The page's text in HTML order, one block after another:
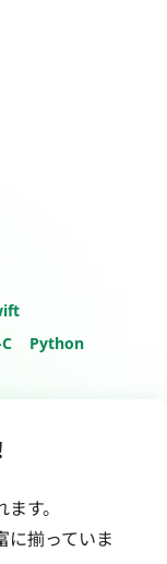
Python
す。
に揃っていま